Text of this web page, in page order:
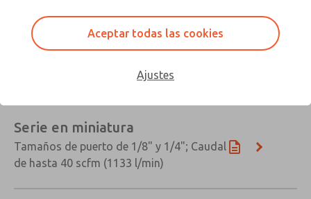
Serie en miniatura
Tamaños de puerto de 1/8" y 1/4"; Caudal
de hasta 40 scfm (1133 l/min)
Aceptar todas las cookies
Ajustes